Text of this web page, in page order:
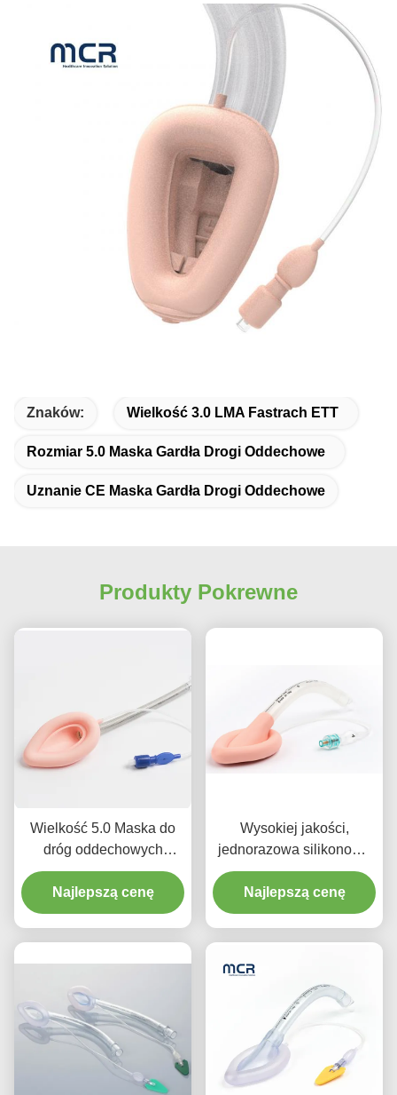
Znaków: Wielkość 3.0 LMA Fastrach ETT
Rozmiar 5.0 Maska Gardła Drogi Oddechowe
Uznanie CE Maska Gardła Drogi Oddechowe
Produkty Pokrewne
Wielkość 5.0 Maska do
dróg oddechowych
Przewód oddechowy rurki
do gardła Silicone dla
osób dorosłych
Najlepszą cenę
Wysokiej jakości,
jednorazowa silikonowa
maska do gardła
Najlepszą cenę